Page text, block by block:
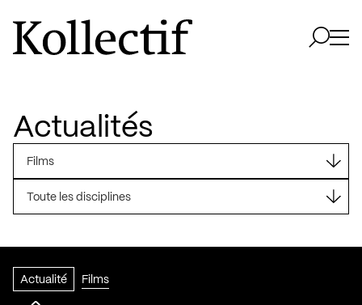
Aller à la page d'accueil
Logo Kollectif
Actualités
Films
Toute les disciplines
Actualité Films